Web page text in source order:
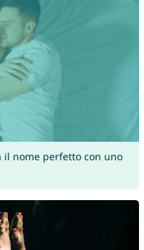
il nome perfetto con uno